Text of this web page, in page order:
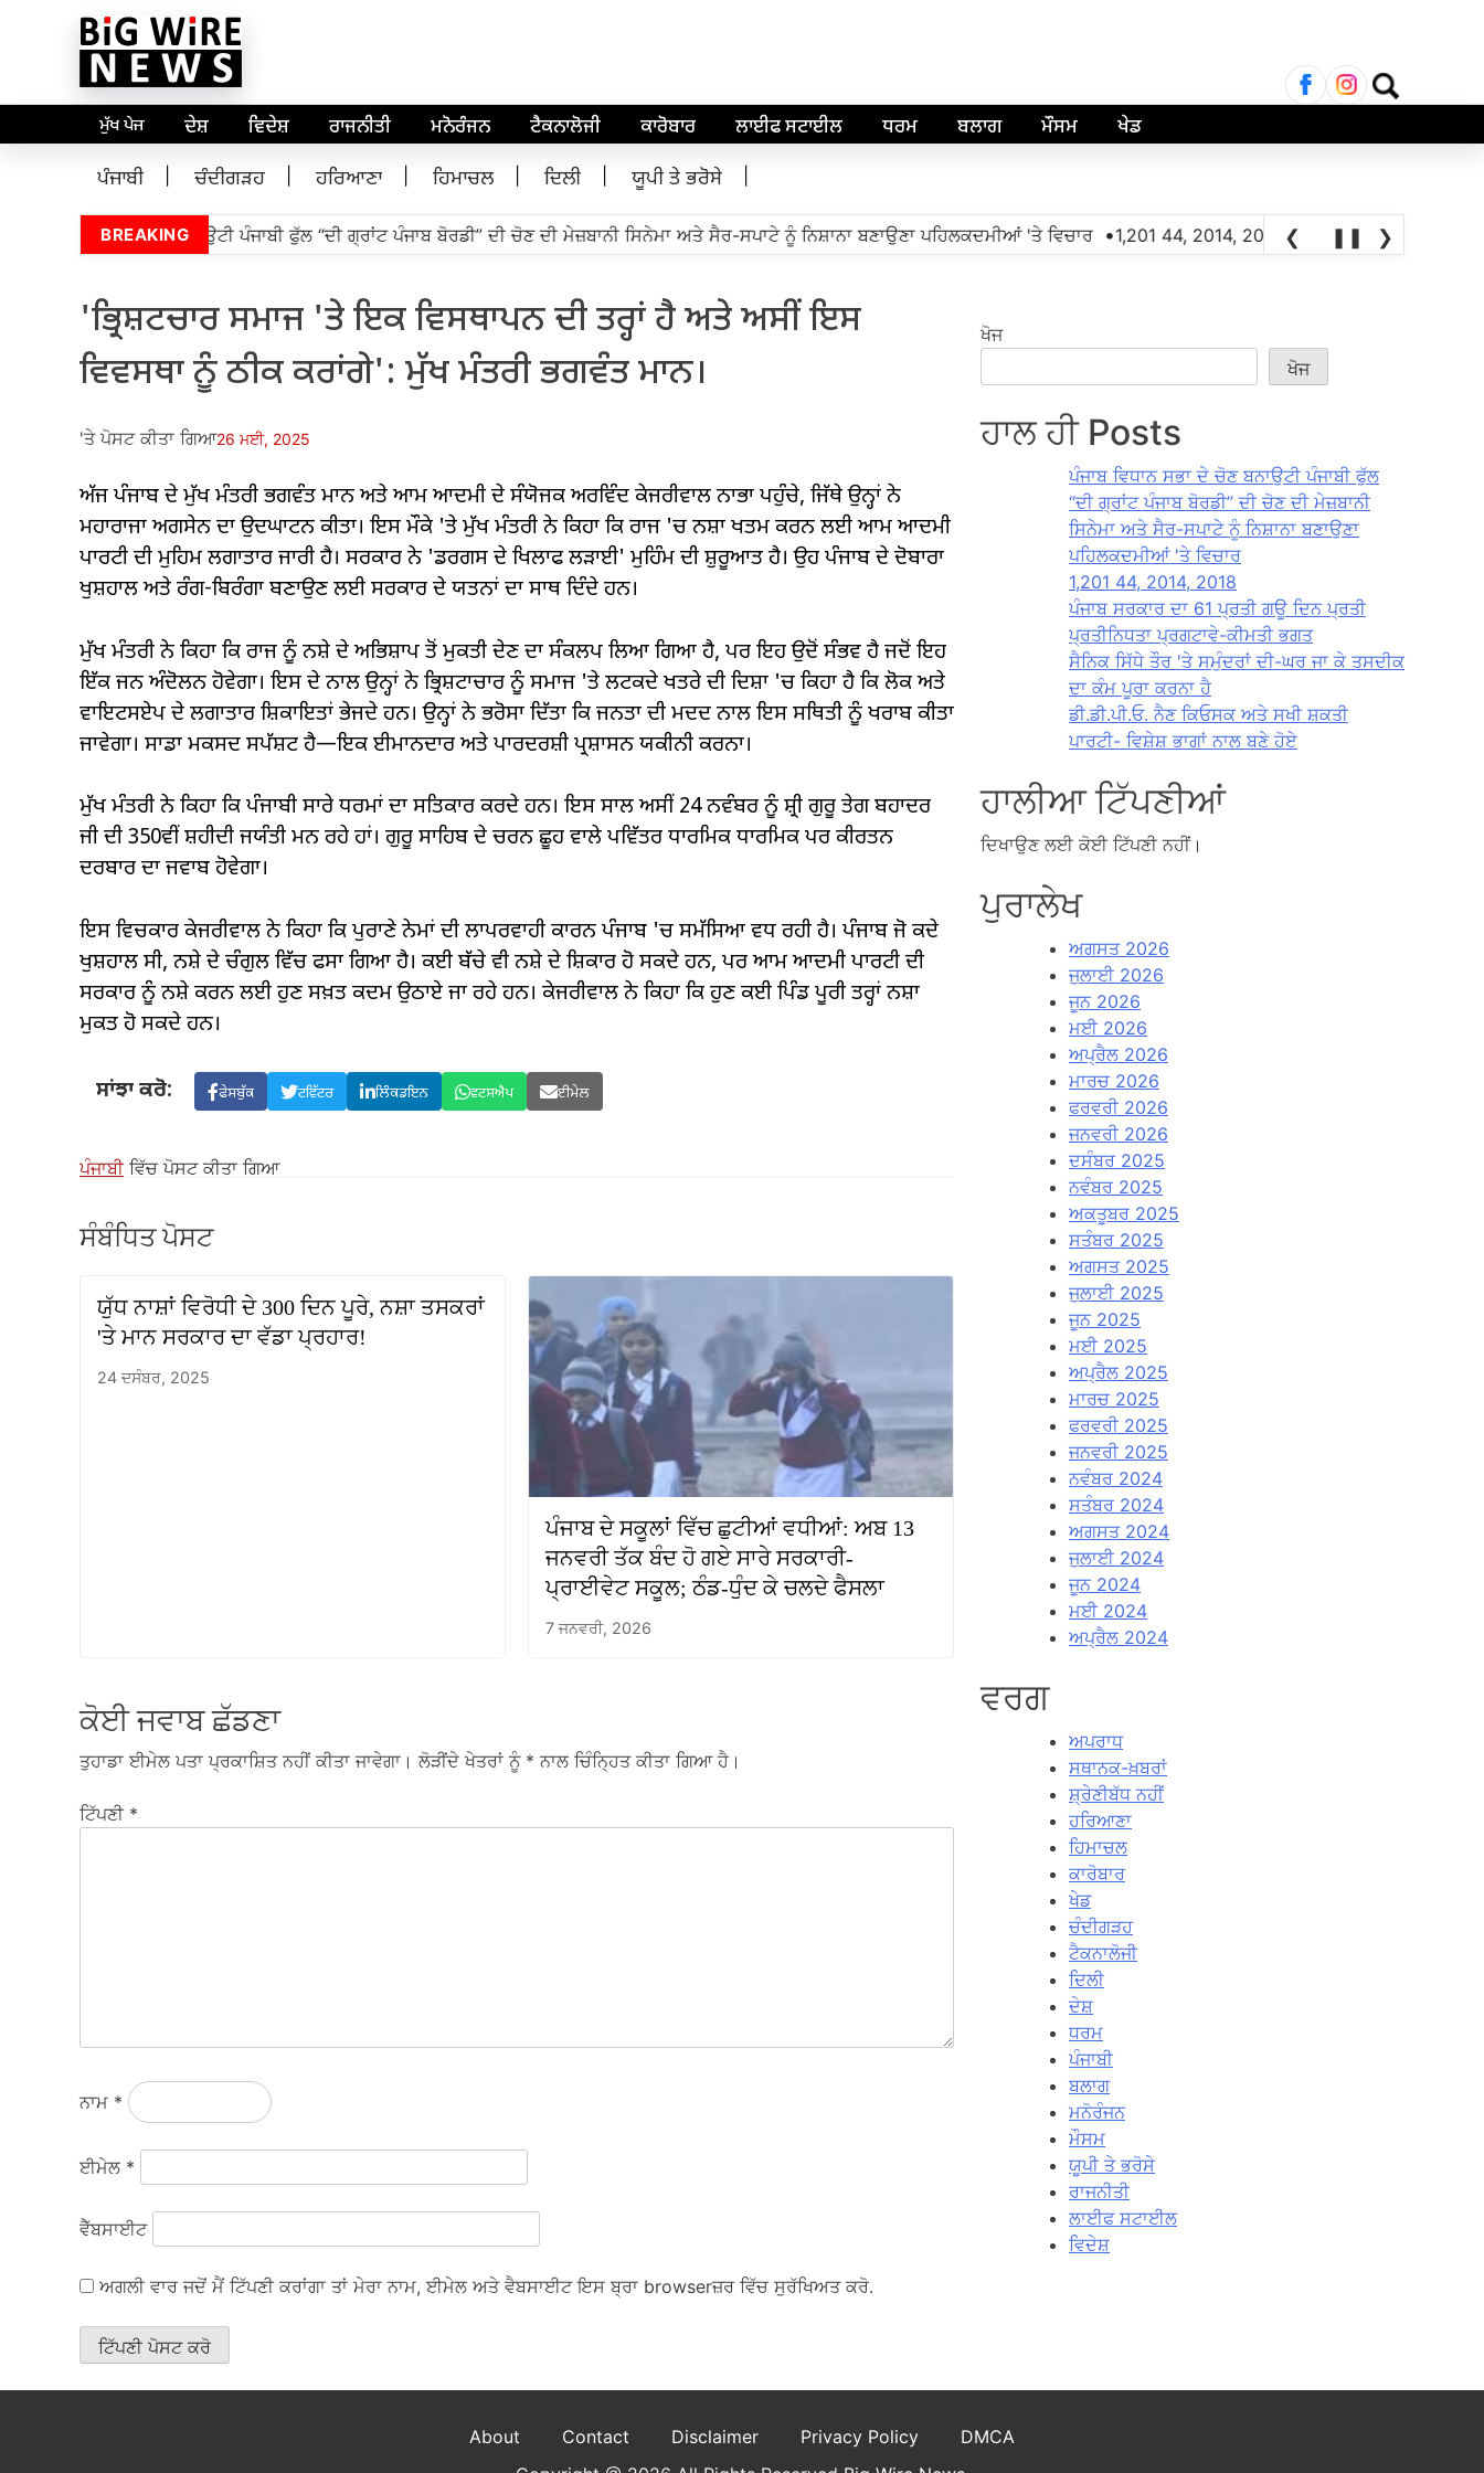
ਲਈ
ਖੋਜ:
ਮੁੱਖ ਪੇਜ ਦੇਸ਼ ਵਿਦੇਸ਼ ਰਾਜਨੀਤੀ ਮਨੋਰੰਜਨ ਟੈਕਨਾਲੋਜੀ ਕਾਰੋਬਾਰ ਲਾਈਫ ਸਟਾਈਲ ਧਰਮ ਬਲਾਗ ਮੌਸਮ ਖੇਡ
ਪੰਜਾਬੀ ਚੰਦੀਗੜਹ ਹਰਿਆਣਾ ਹਿਮਾਚਲ ਦਿਲੀ ਯੂਪੀ ਤੇ ਭਰੋਸੇ
BREAKING
ਵਿਧਾਨ ਸਭਾ ਦੇ ਚੋਣ ਬਨਾਉਟੀ ਪੰਜਾਬੀ ਫੁੱਲ “ਦੀ ਗ੍ਰਾਂਟ ਪੰਜਾਬ ਬੋਰਡੀ” ਦੀ ਚੋਣ ਦੀ ਮੇਜ਼ਬਾਨੀ ਸਿਨੇਮਾ ਅਤੇ ਸੈਰ-ਸਪਾਟੇ ਨੂੰ ਨਿਸ਼ਾਨਾ ਬਣਾਉਣਾ ਪਹਿਲਕਦਮੀਆਂ 'ਤੇ ਵਿਚਾਰ • 1,201 44, 2014, 2018 ਪੰਜਾਬ ਸਰਕਾਰ ਦਾ 61 ਪ੍ਰਤੀ
❮ ❚❚ ❯
'ਭ੍ਰਿਸ਼ਟਚਾਰ ਸਮਾਜ 'ਤੇ ਇਕ ਵਿਸਥਾਪਨ ਦੀ ਤਰ੍ਹਾਂ ਹੈ ਅਤੇ ਅਸੀਂ ਇਸ
ਵਿਵਸਥਾ ਨੂੰ ਠੀਕ ਕਰਾਂਗੇ': ਮੁੱਖ ਮੰਤਰੀ ਭਗਵੰਤ ਮਾਨ।
'ਤੇ ਪੋਸਟ ਕੀਤਾ ਗਿਆ26 ਮਈ, 2025
ਅੱਜ ਪੰਜਾਬ ਦੇ ਮੁੱਖ ਮੰਤਰੀ ਭਗਵੰਤ ਮਾਨ ਅਤੇ ਆਮ ਆਦਮੀ ਦੇ ਸੰਯੋਜਕ ਅਰਵਿੰਦ ਕੇਜਰੀਵਾਲ ਨਾਭਾ ਪਹੁੰਚੇ, ਜਿੱਥੇ ਉਨ੍ਹਾਂ ਨੇ
ਮਹਾਰਾਜਾ ਅਗਸੇਨ ਦਾ ਉਦਘਾਟਨ ਕੀਤਾ। ਇਸ ਮੌਕੇ 'ਤੇ ਮੁੱਖ ਮੰਤਰੀ ਨੇ ਕਿਹਾ ਕਿ ਰਾਜ 'ਚ ਨਸ਼ਾ ਖਤਮ ਕਰਨ ਲਈ ਆਮ ਆਦਮੀ
ਪਾਰਟੀ ਦੀ ਮੁਹਿਮ ਲਗਾਤਾਰ ਜਾਰੀ ਹੈ। ਸਰਕਾਰ ਨੇ 'ਡਰਗਸ ਦੇ ਖਿਲਾਫ ਲੜਾਈ' ਮੁਹਿੰਮ ਦੀ ਸ਼ੁਰੂਆਤ ਹੈ। ਉਹ ਪੰਜਾਬ ਦੇ ਦੋਬਾਰਾ
ਖੁਸ਼ਹਾਲ ਅਤੇ ਰੰਗ-ਬਿਰੰਗਾ ਬਣਾਉਣ ਲਈ ਸਰਕਾਰ ਦੇ ਯਤਨਾਂ ਦਾ ਸਾਥ ਦਿੰਦੇ ਹਨ।
ਮੁੱਖ ਮੰਤਰੀ ਨੇ ਕਿਹਾ ਕਿ ਰਾਜ ਨੂੰ ਨਸ਼ੇ ਦੇ ਅਭਿਸ਼ਾਪ ਤੋਂ ਮੁਕਤੀ ਦੇਣ ਦਾ ਸੰਕਲਪ ਲਿਆ ਗਿਆ ਹੈ, ਪਰ ਇਹ ਉਦੋਂ ਸੰਭਵ ਹੈ ਜਦੋਂ ਇਹ
ਇੱਕ ਜਨ ਅੰਦੋਲਨ ਹੋਵੇਗਾ। ਇਸ ਦੇ ਨਾਲ ਉਨ੍ਹਾਂ ਨੇ ਭ੍ਰਿਸ਼ਟਾਚਾਰ ਨੂੰ ਸਮਾਜ 'ਤੇ ਲਟਕਦੇ ਖਤਰੇ ਦੀ ਦਿਸ਼ਾ 'ਚ ਕਿਹਾ ਹੈ ਕਿ ਲੋਕ ਅਤੇ
ਵਾਇਟਸਏਪ ਦੇ ਲਗਾਤਾਰ ਸ਼ਿਕਾਇਤਾਂ ਭੇਜਦੇ ਹਨ। ਉਨ੍ਹਾਂ ਨੇ ਭਰੋਸਾ ਦਿੱਤਾ ਕਿ ਜਨਤਾ ਦੀ ਮਦਦ ਨਾਲ ਇਸ ਸਥਿਤੀ ਨੂੰ ਖਰਾਬ ਕੀਤਾ
ਜਾਵੇਗਾ। ਸਾਡਾ ਮਕਸਦ ਸਪੱਸ਼ਟ ਹੈ—ਇਕ ਈਮਾਨਦਾਰ ਅਤੇ ਪਾਰਦਰਸ਼ੀ ਪ੍ਰਸ਼ਾਸਨ ਯਕੀਨੀ ਕਰਨਾ।
ਮੁੱਖ ਮੰਤਰੀ ਨੇ ਕਿਹਾ ਕਿ ਪੰਜਾਬੀ ਸਾਰੇ ਧਰਮਾਂ ਦਾ ਸਤਿਕਾਰ ਕਰਦੇ ਹਨ। ਇਸ ਸਾਲ ਅਸੀਂ 24 ਨਵੰਬਰ ਨੂੰ ਸ਼੍ਰੀ ਗੁਰੂ ਤੇਗ ਬਹਾਦਰ
ਜੀ ਦੀ 350ਵੀਂ ਸ਼ਹੀਦੀ ਜਯੰਤੀ ਮਨ ਰਹੇ ਹਾਂ। ਗੁਰੂ ਸਾਹਿਬ ਦੇ ਚਰਨ ਛੂਹ ਵਾਲੇ ਪਵਿੱਤਰ ਧਾਰਮਿਕ ਧਾਰਮਿਕ ਪਰ ਕੀਰਤਨ
ਦਰਬਾਰ ਦਾ ਜਵਾਬ ਹੋਵੇਗਾ।
ਇਸ ਵਿਚਕਾਰ ਕੇਜਰੀਵਾਲ ਨੇ ਕਿਹਾ ਕਿ ਪੁਰਾਣੇ ਨੇਮਾਂ ਦੀ ਲਾਪਰਵਾਹੀ ਕਾਰਨ ਪੰਜਾਬ 'ਚ ਸਮੱਸਿਆ ਵਧ ਰਹੀ ਹੈ। ਪੰਜਾਬ ਜੋ ਕਦੇ
ਖੁਸ਼ਹਾਲ ਸੀ, ਨਸ਼ੇ ਦੇ ਚੰਗੁਲ ਵਿੱਚ ਫਸਾ ਗਿਆ ਹੈ। ਕਈ ਬੱਚੇ ਵੀ ਨਸ਼ੇ ਦੇ ਸ਼ਿਕਾਰ ਹੋ ਸਕਦੇ ਹਨ, ਪਰ ਆਮ ਆਦਮੀ ਪਾਰਟੀ ਦੀ
ਸਰਕਾਰ ਨੂੰ ਨਸ਼ੇ ਕਰਨ ਲਈ ਹੁਣ ਸਖ਼ਤ ਕਦਮ ਉਠਾਏ ਜਾ ਰਹੇ ਹਨ। ਕੇਜਰੀਵਾਲ ਨੇ ਕਿਹਾ ਕਿ ਹੁਣ ਕਈ ਪਿੰਡ ਪੂਰੀ ਤਰ੍ਹਾਂ ਨਸ਼ਾ
ਮੁਕਤ ਹੋ ਸਕਦੇ ਹਨ।
ਸਾਂਝਾ ਕਰੋ: ਫੇਸਬੁੱਕ ਟਵਿੱਟਰ ਲਿੰਕਡਇਨ ਵਟਸਐਪ ਈਮੇਲ
ਪੰਜਾਬੀਵਿੱਚ ਪੋਸਟ ਕੀਤਾ ਗਿਆ
ਸੰਬੰਧਿਤ ਪੋਸਟ
ਯੁੱਧ ਨਾਸ਼ਾਂ ਵਿਰੋਧੀ ਦੇ 300 ਦਿਨ ਪੂਰੇ, ਨਸ਼ਾ ਤਸਕਰਾਂ
'ਤੇ ਮਾਨ ਸਰਕਾਰ ਦਾ ਵੱਡਾ ਪ੍ਰਹਾਰ!
24 ਦਸੰਬਰ, 2025
ਪੰਜਾਬ ਦੇ ਸਕੂਲਾਂ ਵਿੱਚ ਛੁਟੀਆਂ ਵਧੀਆਂ: ਅਬ 13
ਜਨਵਰੀ ਤੱਕ ਬੰਦ ਹੋ ਗਏ ਸਾਰੇ ਸਰਕਾਰੀ-
ਪ੍ਰਾਈਵੇਟ ਸਕੂਲ; ਠੰਡ-ਧੁੰਦ ਕੇ ਚਲਦੇ ਫੈਸਲਾ
7 ਜਨਵਰੀ, 2026
ਕੋਈ ਜਵਾਬ ਛੱਡਣਾ
ਤੁਹਾਡਾ ਈਮੇਲ ਪਤਾ ਪ੍ਰਕਾਸ਼ਿਤ ਨਹੀਂ ਕੀਤਾ ਜਾਵੇਗਾ। ਲੋੜੀਂਦੇ ਖੇਤਰਾਂ ਨੂੰ * ਨਾਲ ਚਿੰਨ੍ਹਿਤ ਕੀਤਾ ਗਿਆ ਹੈ।
ਟਿੱਪਣੀ *
ਨਾਮ *
ਈਮੇਲ *
ਵੈੱਬਸਾਈਟ
ਅਗਲੀ ਵਾਰ ਜਦੋਂ ਮੈਂ ਟਿੱਪਣੀ ਕਰਾਂਗਾ ਤਾਂ ਮੇਰਾ ਨਾਮ, ਈਮੇਲ ਅਤੇ ਵੈਬਸਾਈਟ ਇਸ ਬ੍ਰਾ browserਜ਼ਰ ਵਿੱਚ ਸੁਰੱਖਿਅਤ ਕਰੋ.
ਖੋਜ
ਖੋਜ
ਹਾਲ ਹੀ Posts
ਪੰਜਾਬ ਵਿਧਾਨ ਸਭਾ ਦੇ ਚੋਣ ਬਨਾਉਟੀ ਪੰਜਾਬੀ ਫੁੱਲ
“ਦੀ ਗ੍ਰਾਂਟ ਪੰਜਾਬ ਬੋਰਡੀ” ਦੀ ਚੋਣ ਦੀ ਮੇਜ਼ਬਾਨੀ
ਸਿਨੇਮਾ ਅਤੇ ਸੈਰ-ਸਪਾਟੇ ਨੂੰ ਨਿਸ਼ਾਨਾ ਬਣਾਉਣਾ
ਪਹਿਲਕਦਮੀਆਂ 'ਤੇ ਵਿਚਾਰ
1,201 44, 2014, 2018
ਪੰਜਾਬ ਸਰਕਾਰ ਦਾ 61 ਪ੍ਰਤੀ ਗਊ ਦਿਨ ਪ੍ਰਤੀ
ਪ੍ਰਤੀਨਿਧਤਾ ਪ੍ਰਗਟਾਵੇ-ਕੀਮਤੀ ਭਗਤ
ਸੈਨਿਕ ਸਿੱਧੇ ਤੌਰ 'ਤੇ ਸਮੁੰਦਰਾਂ ਦੀ-ਘਰ ਜਾ ਕੇ ਤਸਦੀਕ
ਦਾ ਕੰਮ ਪੂਰਾ ਕਰਨਾ ਹੈ
ਡੀ.ਡੀ.ਪੀ.ਓ. ਨੈਣ ਕਿਓਸਕ ਅਤੇ ਸਖੀ ਸ਼ਕਤੀ
ਪਾਰਟੀ- ਵਿਸ਼ੇਸ਼ ਭਾਗਾਂ ਨਾਲ ਬਣੇ ਹੋਏ
ਹਾਲੀਆ ਟਿੱਪਣੀਆਂ
ਦਿਖਾਉਣ ਲਈ ਕੋਈ ਟਿੱਪਣੀ ਨਹੀਂ।
ਪੁਰਾਲੇਖ
ਅਗਸਤ 2026
ਜੁਲਾਈ 2026
ਜੂਨ 2026
ਮਈ 2026
ਅਪ੍ਰੈਲ 2026
ਮਾਰਚ 2026
ਫਰਵਰੀ 2026
ਜਨਵਰੀ 2026
ਦਸੰਬਰ 2025
ਨਵੰਬਰ 2025
ਅਕਤੂਬਰ 2025
ਸਤੰਬਰ 2025
ਅਗਸਤ 2025
ਜੁਲਾਈ 2025
ਜੂਨ 2025
ਮਈ 2025
ਅਪ੍ਰੈਲ 2025
ਮਾਰਚ 2025
ਫਰਵਰੀ 2025
ਜਨਵਰੀ 2025
ਨਵੰਬਰ 2024
ਸਤੰਬਰ 2024
ਅਗਸਤ 2024
ਜੁਲਾਈ 2024
ਜੂਨ 2024
ਮਈ 2024
ਅਪ੍ਰੈਲ 2024
ਵਰਗ
ਅਪਰਾਧ
ਸਥਾਨਕ-ਖ਼ਬਰਾਂ
ਸ਼੍ਰੇਣੀਬੱਧ ਨਹੀਂ
ਹਰਿਆਣਾ
ਹਿਮਾਚਲ
ਕਾਰੋਬਾਰ
ਖੇਡ
ਚੰਦੀਗੜਹ
ਟੈਕਨਾਲੋਜੀ
ਦਿਲੀ
ਦੇਸ਼
ਧਰਮ
ਪੰਜਾਬੀ
ਬਲਾਗ
ਮਨੋਰੰਜਨ
ਮੌਸਮ
ਯੂਪੀ ਤੇ ਭਰੋਸੇ
ਰਾਜਨੀਤੀ
ਲਾਈਫ ਸਟਾਈਲ
ਵਿਦੇਸ਼
About Contact Disclaimer Privacy Policy
DMCA